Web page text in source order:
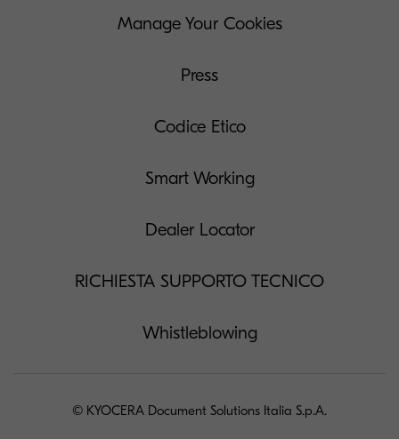
Manage Your Cookies
Press
Codice Etico
Smart Working
Dealer Locator
RICHIESTA SUPPORTO TECNICO
Whistleblowing
© KYOCERA Document Solutions Italia S.p.A.